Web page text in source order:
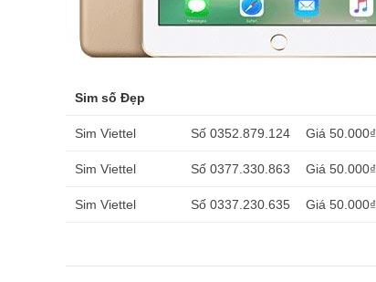
Sim số Đẹp
Sim Viettel Số 0352.879.124 Giá 50.000₫
Sim Viettel Số 0377.330.863 Giá 50.000₫
Sim Viettel Số 0337.230.635 Giá 50.000₫